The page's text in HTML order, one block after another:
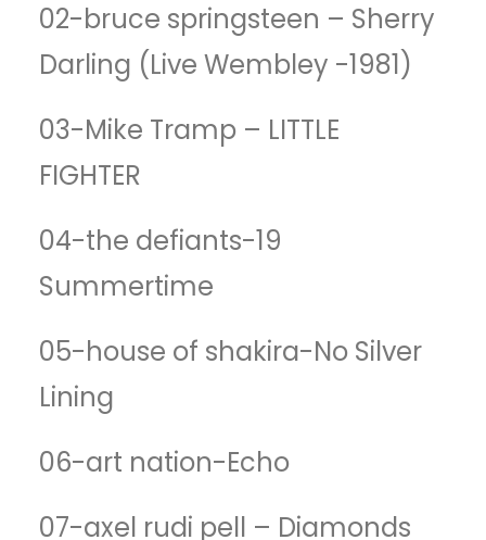
02-bruce springsteen – Sherry
Darling (Live Wembley -1981)
03-Mike Tramp – LITTLE
FIGHTER
04-the defiants-19
Summertime
05-house of shakira-No Silver
Lining
06-art nation-Echo
07-axel rudi pell – Diamonds